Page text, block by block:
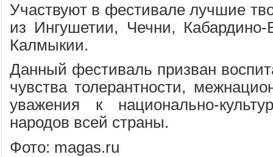
Участвуют в фестивале лучшие
из Ингушетии, Чечни,
Калмыкии.
Данный фестиваль призван
чувства толерантности,
уважения к национально-
народов всей страны.
Фото: magas.ru